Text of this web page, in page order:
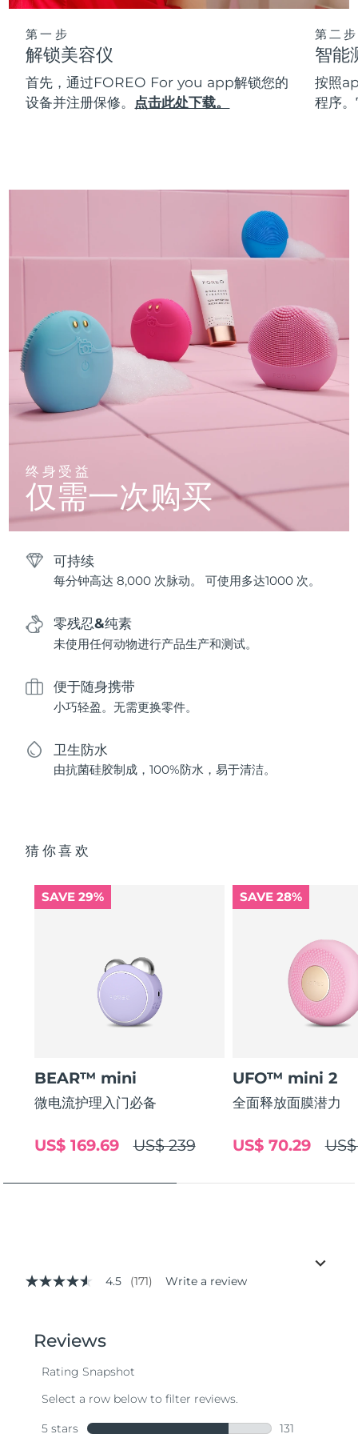
第一步
解锁美容仪
首先，通过FOREO For you app解锁您的
设备并注册保修。 点击此处下载。
第二步
智能
按照
程序
终身受益
仅需一次购买
可持续
每分钟高达 8,000 次脉动。 可使用多达1000 次。
零残忍&纯素
未使用任何动物进行产品生产和测试。
便于随身携带
小巧轻盈。无需更换零件。
卫生防水
由抗菌硅胶制成，100%防水，易于清洁。
猜你喜欢
SAVE 29%
BEAR™ mini
微电流护理入门必备
US$ 239
US$ 169.69
SAVE 28%
UFO™ mini 2
全面释放面膜潜力
US$ 70.29
4.5
stars,
average
value.
171
Same
4.5 (171) Write a review